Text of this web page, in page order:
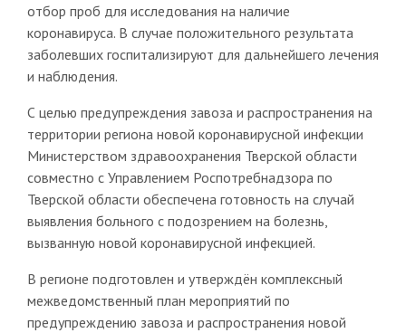
отбор проб для исследования на наличие
коронавируса. В случае положительного результата
заболевших госпитализируют для дальнейшего лечения
и наблюдения.
С целью предупреждения завоза и распространения на
территории региона новой коронавирусной инфекции
Министерством здравоохранения Тверской области
совместно с Управлением Роспотребнадзора по
Тверской области обеспечена готовность на случай
выявления больного с подозрением на болезнь,
вызванную новой коронавирусной инфекцией.
В регионе подготовлен и утверждён комплексный
межведомственный план мероприятий по
предупреждению завоза и распространения новой